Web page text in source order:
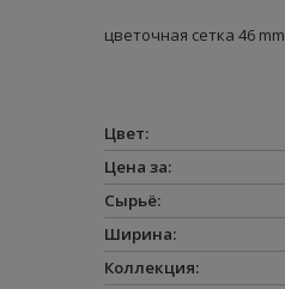
цветочная сетка 46 mm
Цвет:
Цена за:
Сырьё:
Ширина:
Коллекция: